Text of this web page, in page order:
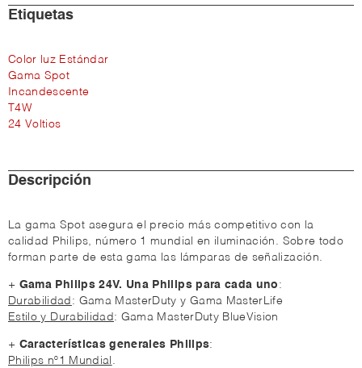
Etiquetas
Color luz Estándar
Gama Spot
Incandescente
T4W
24 Voltios
Descripción
La gama Spot asegura el precio más competitivo con la
calidad Philips, número 1 mundial en iluminación. Sobre todo
forman parte de esta gama las lámparas de señalización.
+ Gama Philips 24V. Una Philips para cada uno :
Durabilidad : Gama MasterDuty y Gama MasterLife
Estilo y Durabilidad : Gama MasterDuty BlueVision
+ Características generales Philips:
Philips nº1 Mundial .